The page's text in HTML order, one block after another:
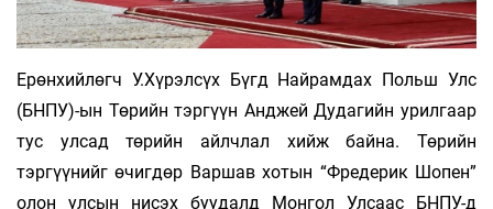
Ерөнхийлөгч У.Хүрэлсүх Бүгд Найрамдах Польш Улс
(БНПУ)-ын Төрийн тэргүүн Анджей Дудагийн урилгаар
тус улсад төрийн айлчлал хийж байна. Төрийн
тэргүүнийг өчигдөр Варшав хотын “Фредерик Шопен”
олон улсын нисэх буудалд Монгол Улсаас БНПУ-д